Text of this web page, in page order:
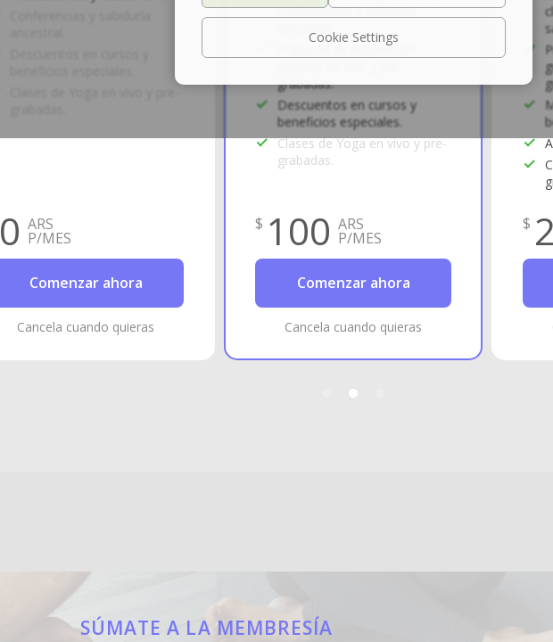
0 ARS
P/MES
Comenzar ahora
Cancela cuando quieras
conferencias y sabiduría
Prácticas de respiración
grabadas.
Descuentos en cursos y
beneficios especiales.
Clases de Yoga en vivo y pre-
grabadas.
$ 100 ARS
P/MES
Comenzar ahora
Cancela cuando quieras
$
SÚMATE A LA MEMBRESÍA
Cookie Settings